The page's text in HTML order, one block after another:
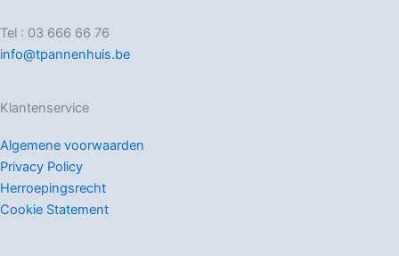
Tel : 03 666 66 76
info@tpannenhuis.be
Klantenservice
Algemene voorwaarden
Privacy Policy
Herroepingsrecht
Cookie Statement